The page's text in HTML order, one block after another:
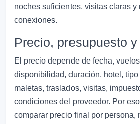
noches suficientes, visitas claras y
conexiones.
Precio, presupuesto
El precio depende de fecha,
disponibilidad, duración, hotel,
maletas, traslados, visitas,
condiciones del proveedor. Por
comparar precio final por persona,